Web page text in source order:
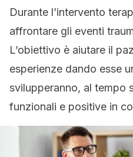
Durante l’intervento
affrontare gli eventi
L’obiettivo è aiutare il
esperienze dando esse
svilupperanno, al tempo
funzionali e positive in